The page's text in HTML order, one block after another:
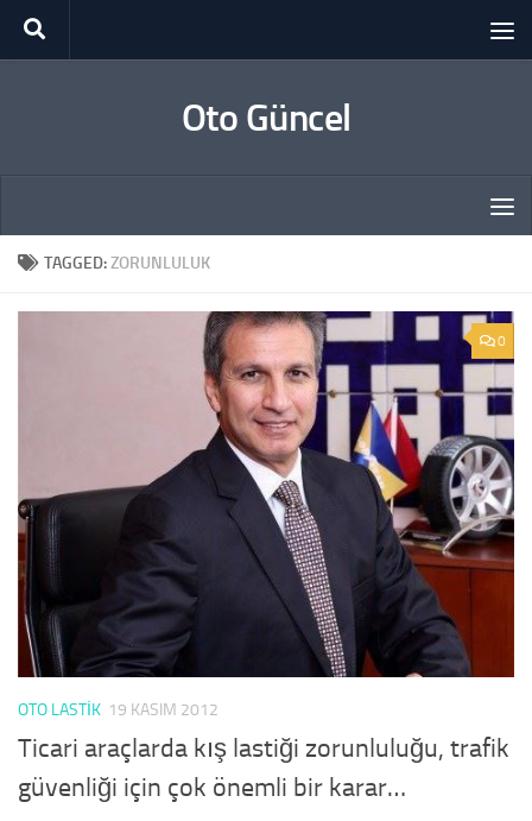
Skip to content
Oto Güncel
TAGGED:ZORUNLULUK
0
OTO LASTIK 19 KASIM 2012
Ticari araçlarda kış lastiği zorunluluğu, trafik
güvenliği için çok önemli bir karar…